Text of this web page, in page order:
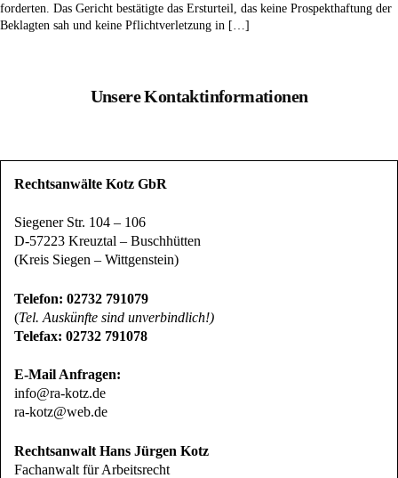
forderten. Das Gericht bestätigte das Ersturteil, das keine Prospekthaftung der
Beklagten sah und keine Pflichtverletzung in […]
Unsere Kontaktinformationen
Rechtsanwälte Kotz GbR
Siegener Str. 104 – 106
D-57223 Kreuztal – Buschhütten
(Kreis Siegen – Wittgenstein)
Telefon: 02732 791079
(Tel. Auskünfte sind unverbindlich!)
Telefax: 02732 791078
E-Mail Anfragen:
info@ra-kotz.de
ra-kotz@web.de
Rechtsanwalt Hans Jürgen Kotz
Fachanwalt für Arbeitsrecht